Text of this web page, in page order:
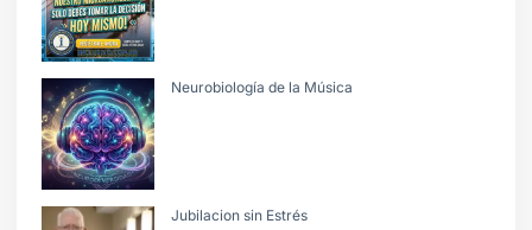
Neurobiología de la Música
Jubilacion sin Estrés